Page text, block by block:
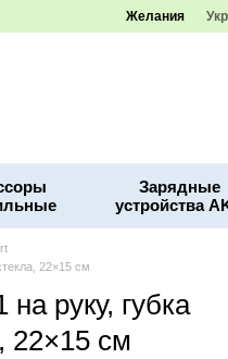
Желания Укр
Зарядные
устройства
22×15 см
руку, губка
22×15 см